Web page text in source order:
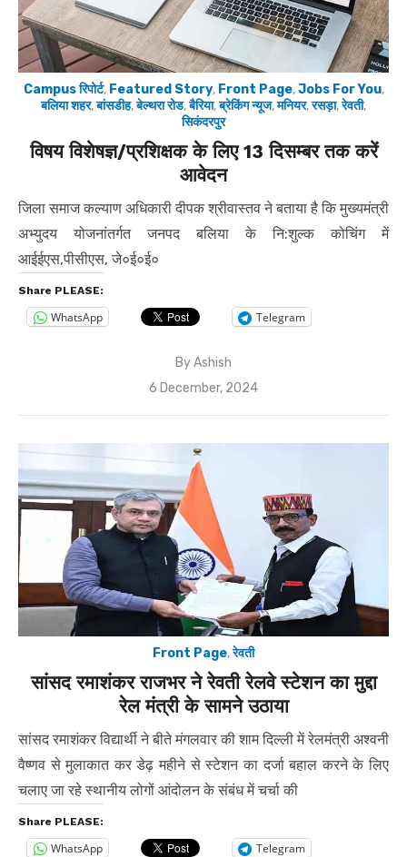
Campus रिपोर्ट, Featured Story, Front Page,Jobs For You,
बलिया शहर,बांसडीह,बेल्थरा रोड,बैरिया,ब्रेकिंग न्यूज,मनियर,रसड़ा,रेवती,
सिकंदरपुर
विषय विशेषज्ञ/प्रशिक्षक के लिए 13 दिसम्बर तक करें
आवेदन
जिला समाज कल्याण अधिकारी दीपक श्रीवास्तव ने बताया है कि मुख्यमंत्री
अभ्युदय योजनांतर्गत जनपद बलिया के नि:शुल्क कोचिंग में
आईईएस,पीसीएस, जे०ई०ई०
Share PLEASE:
WhatsApp Telegram
ByAshish
Posted
6 December, 2024
Front Page,रेवती
सांसद रमाशंकर राजभर ने रेवती रेलवे स्टेशन का मुद्दा
रेल मंत्री के सामने उठाया
सांसद रमाशंकर विद्यार्थी ने बीते मंगलवार की शाम दिल्ली में रेलमंत्री अश्वनी
वैष्णव से मुलाकात कर डेढ़ महीने से स्टेशन का दर्जा बहाल करने के लिए
चलाए जा रहे स्थानीय लोगों आंदोलन के संबंध में चर्चा की
Share PLEASE:
WhatsApp Telegram